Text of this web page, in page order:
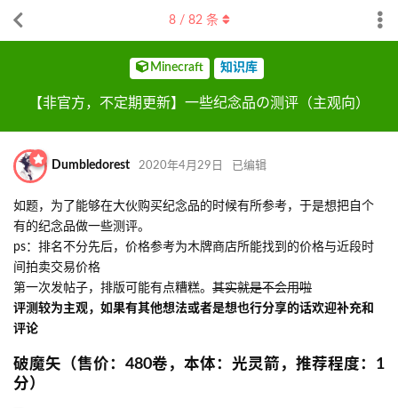
Minecraft 知识库
【非官方，不定期更新】一些纪念品の测评（主观向）
8/ 82条
Dumbledorest 2020年4月29日 已编辑
如题，为了能够在大伙购买纪念品的时候有所参考，于是想把自个
有的纪念品做一些测评。
ps：排名不分先后，价格参考为木牌商店所能找到的价格与近段时
间拍卖交易价格
第一次发帖子，排版可能有点糟糕。 其实就是不会用啦
评测较为主观，如果有其他想法或者是想也行分享的话欢迎补充和
评论
破魔矢（售价：480卷，本体：光灵箭，推荐程度：1
分）